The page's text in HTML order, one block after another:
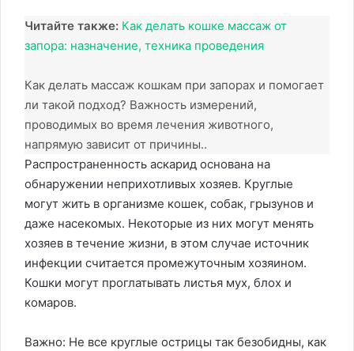
Читайте также: Как делать кошке массаж от
запора: назначение, техника проведения
Как делать массаж кошкам при запорах и помогает
ли такой подход? Важность измерений,
проводимых во время лечения животного,
напрямую зависит от причины..
Распространенность аскарид основана на
обнаружении неприхотливых хозяев. Круглые
могут жить в организме кошек, собак, грызунов и
даже насекомых. Некоторые из них могут менять
хозяев в течение жизни, в этом случае источник
инфекции считается промежуточным хозяином.
Кошки могут проглатывать листья мух, блох и
комаров.
Важно: Не все круглые острицы так безобидны, как